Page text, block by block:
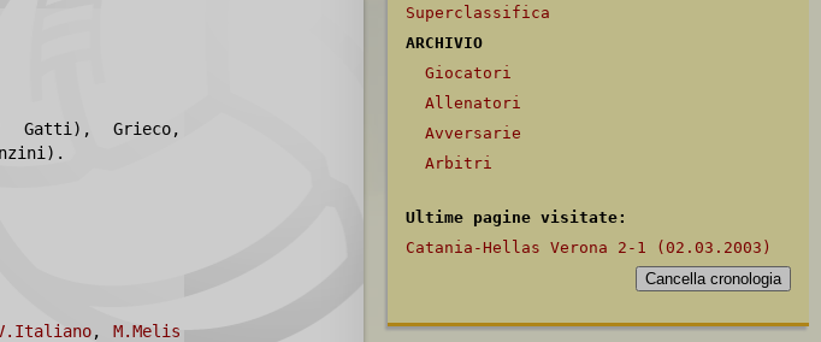
Gatti), Grieco,
, M.Melis
Superclassifica
ARCHIVIO
Giocatori
Allenatori
Avversarie
Arbitri
Ultime pagine visitate:
Catania-Hellas Verona 2-1 (02.03.2003)